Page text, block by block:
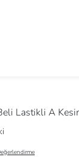
Lastikli A